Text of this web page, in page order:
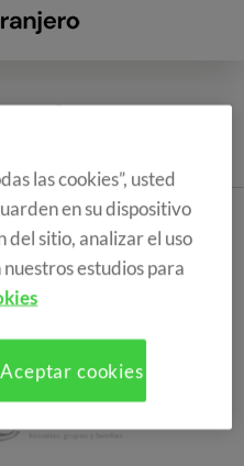
las cookies”, usted
en su dispositivo
del sitio, analizar el uso
estudios para
Aceptar cookies